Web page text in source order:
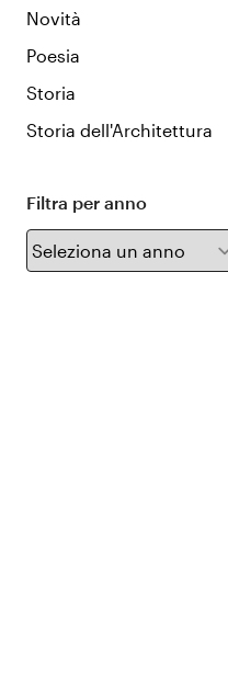
Novità
Poesia
Storia
Storia dell'Architettura
Filtra per anno